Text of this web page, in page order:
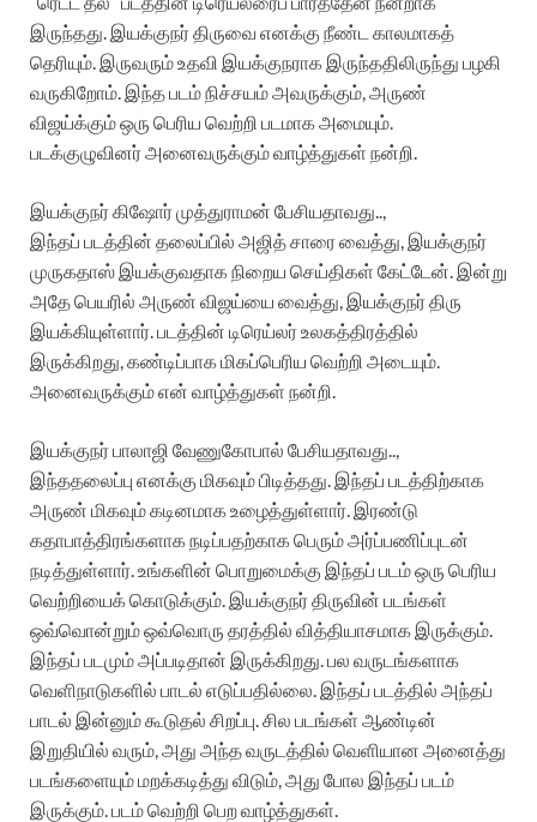
இருந்தது. இயக்குநர் திருவை எனக்கு நீண்ட காலமாகத்
தெரியும். இருவரும் உதவி இயக்குநராக இருந்ததிலிருந்து பழகி
வருகிறோம். இந்த படம் நிச்சயம் அவருக்கும், அருண்
விஜய்க்கும் ஒரு பெரிய வெற்றி படமாக அமையும்.
படக்குழுவினர் அனைவருக்கும் வாழ்த்துகள் நன்றி.
இயக்குநர் கிஷோர் முத்துராமன் பேசியதாவது..,
இந்தப் படத்தின் தலைப்பில் அஜித் சாரை வைத்து, இயக்குநர்
முருகதாஸ் இயக்குவதாக நிறைய செய்திகள் கேட்டேன். இன்று
அதே பெயரில் அருண் விஜய்யை வைத்து, இயக்குநர் திரு
இயக்கியுள்ளார். படத்தின் டிரெய்லர் உலகத்திரத்தில்
இருக்கிறது, கண்டிப்பாக மிகப்பெரிய வெற்றி அடையும்.
அனைவருக்கும் என் வாழ்த்துகள் நன்றி.
இயக்குநர் பாலாஜி வேணுகோபால் பேசியதாவது..,
இந்ததலைப்பு எனக்கு மிகவும் பிடித்தது. இந்தப் படத்திற்காக
அருண் மிகவும் கடினமாக உழைத்துள்ளார். இரண்டு
கதாபாத்திரங்களாக நடிப்பதற்காக பெரும் அர்ப்பணிப்புடன்
நடித்துள்ளார். உங்களின் பொறுமைக்கு இந்தப் படம் ஒரு பெரிய
வெற்றியைக் கொடுக்கும். இயக்குநர் திருவின் படங்கள்
ஒவ்வொன்றும் ஒவ்வொரு தரத்தில் வித்தியாசமாக இருக்கும்.
இந்தப் படமும் அப்படிதான் இருக்கிறது. பல வருடங்களாக
வெளிநாடுகளில் பாடல் எடுப்பதில்லை. இந்தப் படத்தில் அந்தப்
பாடல் இன்னும் கூடுதல் சிறப்பு. சில படங்கள் ஆண்டின்
இறுதியில் வரும், அது அந்த வருடத்தில் வெளியான அனைத்து
படங்களையும் மறக்கடித்து விடும், அது போல இந்தப் படம்
இருக்கும். படம் வெற்றி பெற வாழ்த்துகள்.